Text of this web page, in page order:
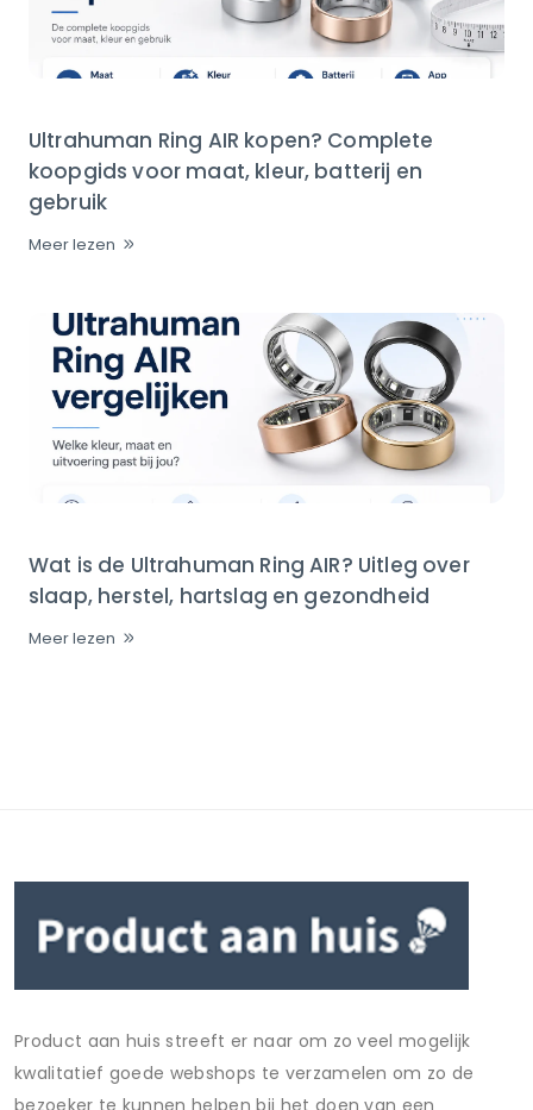
Ultrahuman Ring AIR kopen? Complete
koopgids voor maat, kleur, batterij en
gebruik
Meer lezen
Wat is de Ultrahuman Ring AIR? Uitleg over
slaap, herstel, hartslag en gezondheid
Meer lezen
Product aan huis streeft er naar om zo veel mogelijk
kwalitatief goede webshops te verzamelen om zo de
bezoeker te kunnen helpen bij het doen van een